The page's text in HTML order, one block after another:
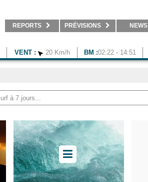
REPORTS PRÉVISIONS NEWS
VENT : 20 Km/h BM :02:22 - 14:51